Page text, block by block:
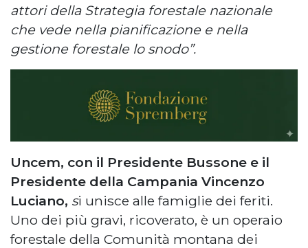
attori della Strategia forestale nazionale
che vede nella pianificazione e nella
gestione forestale lo snodo”.
Uncem, con il Presidente Bussone e il
Presidente della Campania Vincenzo
Luciano, si unisce alle famiglie dei feriti.
Uno dei più gravi, ricoverato, è un operaio
forestale della Comunità montana dei